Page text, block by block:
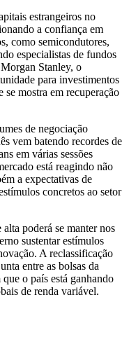
estrangeiros no
a confiança em
como semicondutores,
especialistas de fundos
Stanley, o
para investimentos
mostra em recuperação
de negociação
vem batendo recordes de
em várias sessões
está reagindo não
a expectativas de
concretos ao setor
poderá se manter nos
sustentar estímulos
A reclassificação
entre as bolsas da
o país está ganhando
de renda variável.